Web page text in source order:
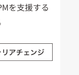
を支援する